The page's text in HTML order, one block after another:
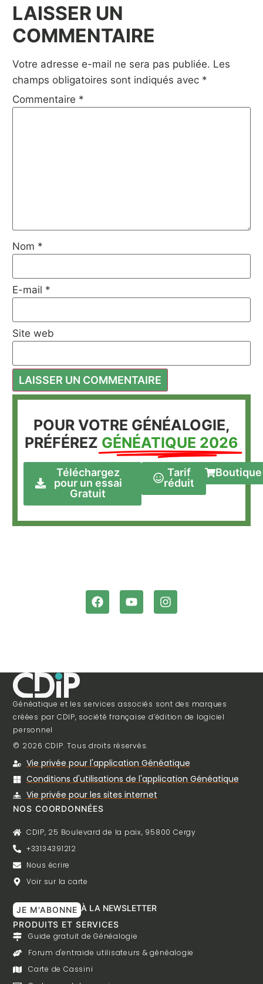
LAISSER UN
COMMENTAIRE
Votre adresse e-mail ne sera pas publiée. Les
champs obligatoires sont indiqués avec *
Commentaire *
Nom *
E-mail *
Site web
POUR VOTRE GÉNÉALOGIE,
PRÉFÉREZ GÉNÉATIQUE 2026
Téléchargez
pour un essai
Gratuit
Tarif
réduit
Boutique
Généatique et les services associés sont des marques
créées par CDIP, société française d’édition de logiciel
personnel
© 2026 CDIP. Tous droits réservés.
Vie privée pour l'application Généatique
Conditions d'utilisations de l'application Généatique
Vie privée pour les sites internet
NOS COORDONNÉES
CDIP, 25 Boulevard de la paix, 95800 Cergy
+33134391212
Nous écrire
Voir sur la carte
JE M'ABONNE À LA NEWSLETTER
PRODUITS ET SERVICES
Guide gratuit de Généalogie
Forum d'entraide utilisateurs & généalogie
Carte de Cassini